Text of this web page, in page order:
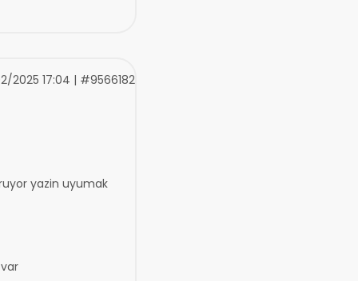
2025 17:04 | #9566182
yazin uyumak